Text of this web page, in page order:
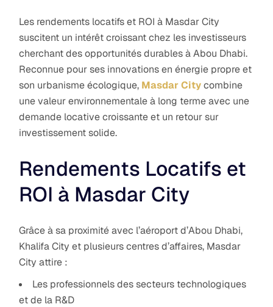
Les rendements locatifs et ROI à Masdar City
suscitent un intérêt croissant chez les investisseurs
cherchant des opportunités durables à Abou Dhabi.
Reconnue pour ses innovations en énergie propre et
son urbanisme écologique, Masdar Citycombine
une valeur environnementale à long terme avec une
demande locative croissante et un retour sur
investissement solide.
Rendements Locatifs et
ROI à Masdar City
Grâce à sa proximité avec l’aéroport d’Abou Dhabi,
Khalifa City et plusieurs centres d’affaires, Masdar
City attire :
Les professionnels des secteurs technologiques
et de la R&D